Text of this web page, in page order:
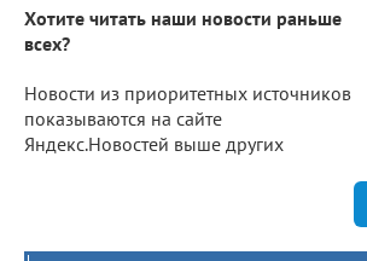
Хотите читать наши новости раньше
всех?
Новости из приоритетных источников
показываются на сайте
Яндекс.Новостей выше других